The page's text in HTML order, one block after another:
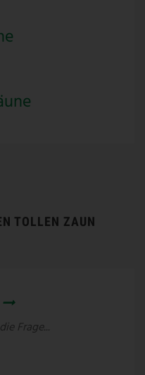
TOLLEN ZAUN
Frage...